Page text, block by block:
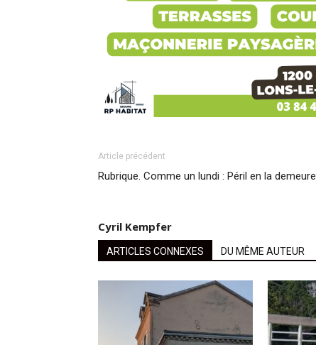
Article précédent
Rubrique. Comme un lundi : Péril en la demeure
Cyril Kempfer
ARTICLES CONNEXES DU MÊME AUTEUR